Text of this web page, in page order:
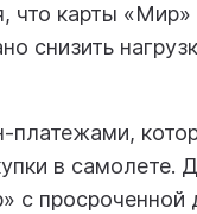
что карты
снизить
платежами,
в самолете.
с просроченной